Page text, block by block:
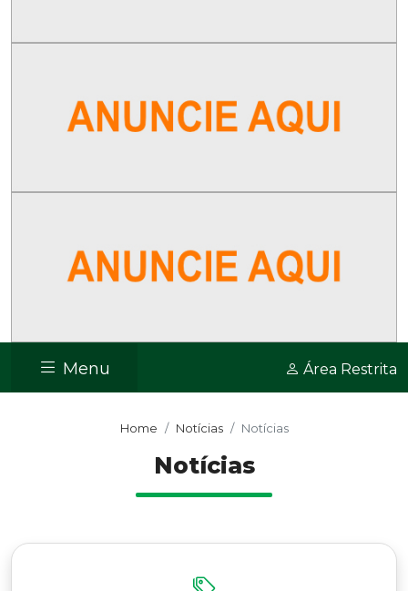
Menu Área Restrita
Home Notícias Notícias
Notícias